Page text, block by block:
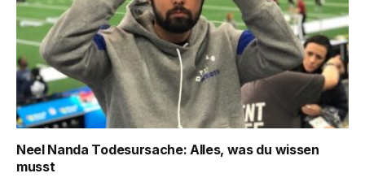
Neel Nanda Todesursache: Alles, was du wissen
musst